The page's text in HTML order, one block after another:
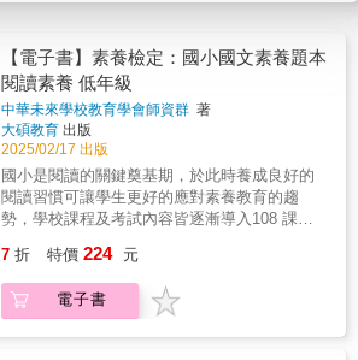
【電子書】素養檢定：國小國文素養題本
閱讀素養 低年級
中華未來學校教育學會師資群 著
大碩教育 出版
2025/02/17 出版
國小是閱讀的關鍵奠基期，於此時養成良好的
閱讀習慣可讓學生更好的應對素養教育的趨
勢，學校課程及考試內容皆逐漸導入108 課綱
為培養良好的閱讀理解能力。本書採用108 課
綱強調的三面九項核心素養，各單元中包含了
不同面向的核心素養，並以PIRLS 國際閱讀素
7 折 特價 224 元
電子書